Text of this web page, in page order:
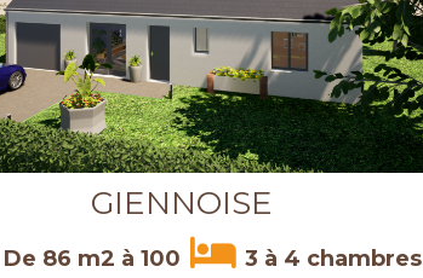
GIENNOISE
De 86 m2 à 100
3 à 4 chambres